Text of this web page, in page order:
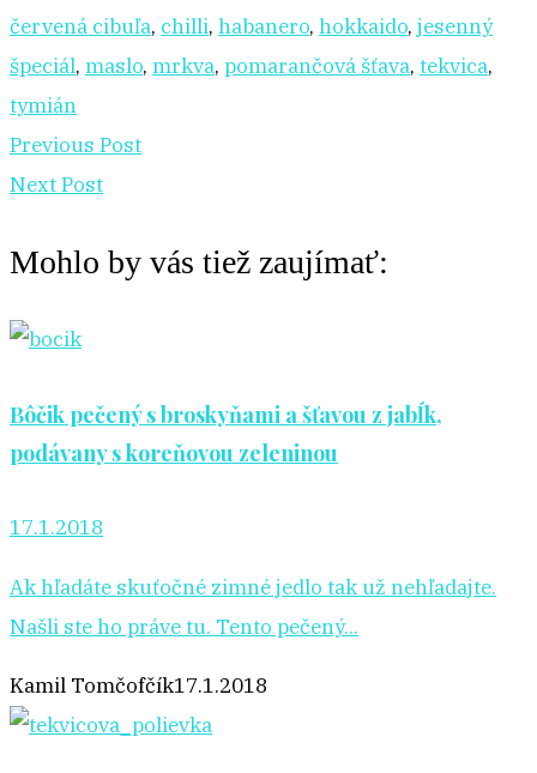
červená cibuľa, chilli, habanero, hokkaido, jesenný
špeciál, maslo, mrkva, pomarančová šťava, tekvica,
tymián
Previous Post
Next Post
Mohlo by vás tiež zaujímať:
Bôčik pečený s broskyňami a šťavou z jabĺk,
podávany s koreňovou zeleninou
17.1.2018
Ak hľadáte skuťočné zimné jedlo tak už nehľadajte.
Našli ste ho práve tu. Tento pečený...
Kamil Tomčofčík17.1.2018